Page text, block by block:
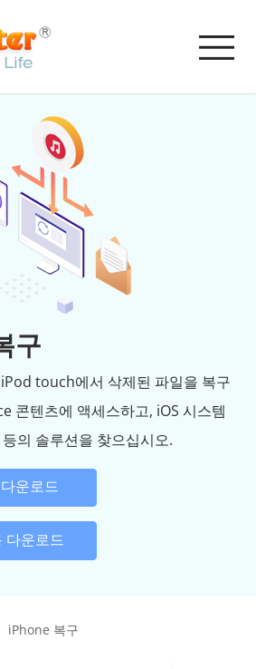
구
touch에서 삭제된 파일을 복구
콘텐츠에 액세스하고, iOS 시스템
의 솔루션을 찾으십시오.
운로드
다운로드
iPhone 복구